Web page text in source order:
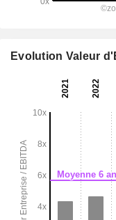
Evolution Valeur